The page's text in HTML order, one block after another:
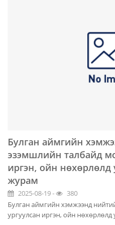
Булган аймгийн
эзэмшлийн талбайд
иргэн, ойн
журам
2025-08-19 -
380
Булган аймгийн хэмжээнд
ургуулсан иргэн, ойн